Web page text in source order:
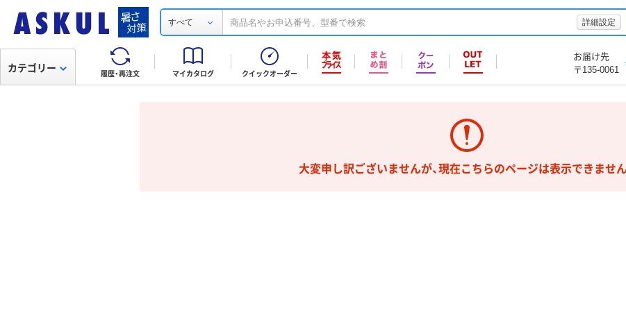
すべて 詳細設定
履歴・再注文 マイカタログ クイックオーダー
お届け先
〒135-0061
カテゴリー
大変申し訳ございませんが、現在こちらのページは表示できません